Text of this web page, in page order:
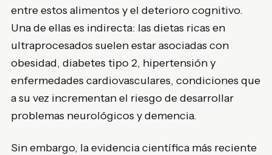
entre estos alimentos y el deterioro cognitivo.
Una de ellas es indirecta: las dietas ricas en
ultraprocesados suelen estar asociadas con
obesidad, diabetes tipo 2, hipertensión y
enfermedades cardiovasculares, condiciones que
a su vez incrementan el riesgo de desarrollar
problemas neurológicos y demencia.
Sin embargo, la evidencia científica más reciente